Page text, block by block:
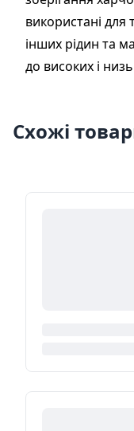
використані для
інших рідин та
до високих і
Схожі